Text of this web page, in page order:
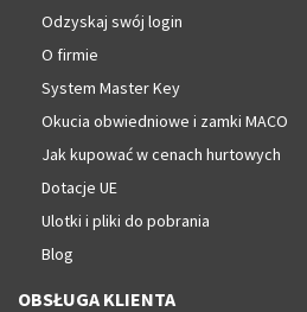
Odzyskaj swój login
O firmie
System Master Key
Okucia obwiedniowe i zamki MACO
Jak kupować w cenach hurtowych
Dotacje UE
Ulotki i pliki do pobrania
Blog
OBSŁUGA KLIENTA